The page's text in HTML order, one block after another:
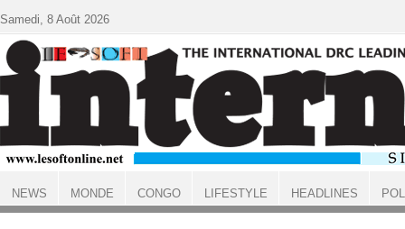
ACCUEIL
Samedi, 8 Août 2026
NEWS MONDE CONGO LIFESTYLE HEADLINES